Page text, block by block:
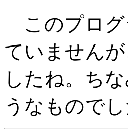
このプログ
ていませんが
したね。ち
うなものでし